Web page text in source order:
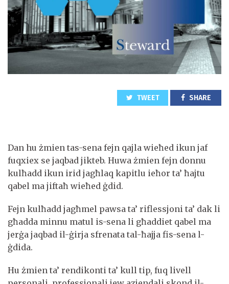
TWEET SHARE
Dan hu żmien tas-sena fejn qajla wieħed ikun jaf
fuqxiex se jaqbad jikteb. Huwa żmien fejn donnu
kulħadd ikun irid jagħlaq kapitlu ieħor ta’ ħajtu
qabel ma jiftaħ wieħed ġdid.
Fejn kulħadd jagħmel pawsa ta’ riflessjoni ta’ dak li
għadda minnu matul is-sena li għaddiet qabel ma
jerġa jaqbad il-ġirja sfrenata tal-ħajja fis-sena l-
ġdida.
Hu żmien ta’ rendikonti ta’ kull tip, fuq livell